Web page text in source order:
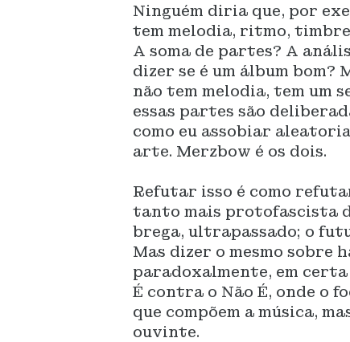
Ninguém diria que, por
tem melodia, ritmo,
A soma de partes? A
dizer se é um álbum bom?
não tem melodia, tem um
essas partes são
como eu assobiar
arte. Merzbow é os dois.
Refutar isso é como
tanto mais protofascista
brega, ultrapassado; o
Mas dizer o mesmo sobre
paradoxalmente, em
É contra o Não É, onde o
que compõem a música,
ouvinte.